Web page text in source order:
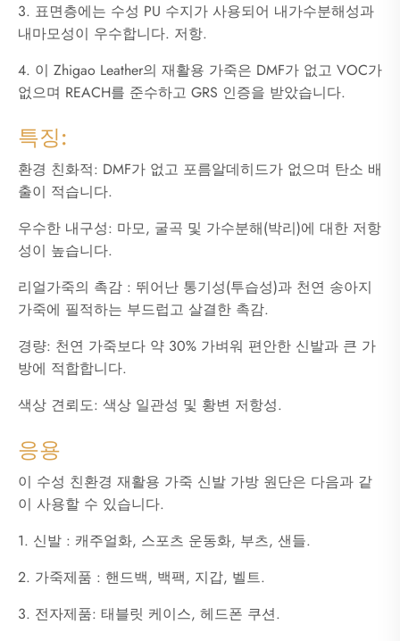
3. 표면층에는 수성 PU 수지가 사용되어 내가수분해성과
내마모성이 우수합니다. 저항.
4. 이 Zhigao Leather의 재활용 가죽은 DMF가 없고 VOC가
없으며 REACH를 준수하고 GRS 인증을 받았습니다.
특징:
환경 친화적: DMF가 없고 포름알데히드가 없으며 탄소 배
출이 적습니다.
우수한 내구성: 마모, 굴곡 및 가수분해(박리)에 대한 저항
성이 높습니다.
리얼가죽의 촉감 : 뛰어난 통기성(투습성)과 천연 송아지
가죽에 필적하는 부드럽고 살결한 촉감.
경량: 천연 가죽보다 약 30% 가벼워 편안한 신발과 큰 가
방에 적합합니다.
색상 견뢰도: 색상 일관성 및 황변 저항성.
응용
이 수성 친환경 재활용 가죽 신발 가방 원단은 다음과 같
이 사용할 수 있습니다.
1. 신발 : 캐주얼화, 스포츠 운동화, 부츠, 샌들.
2. 가죽제품 : 핸드백, 백팩, 지갑, 벨트.
3. 전자제품: 태블릿 케이스, 헤드폰 쿠션.